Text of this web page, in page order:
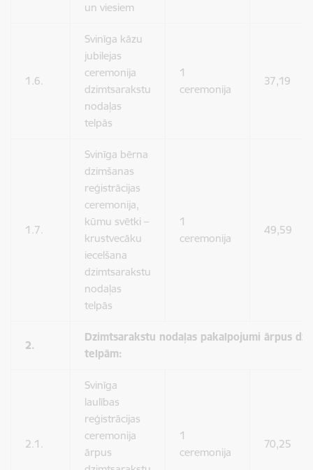
un viesiem
1.6.
Svinīga kāzu
jubilejas
ceremonija
dzimtsarakstu
nodaļas
telpās
1
ceremonija
37,19
1.7.
Svinīga bērna
dzimšanas
reģistrācijas
ceremonija,
kūmu svētki –
krustvecāku
iecelšana
dzimtsarakstu
nodaļas
telpās
1
ceremonija
49,59
2.
Dzimtsarakstu nodaļas pakalpojumi ārpus
telpām:
2.1.
Svinīga
laulības
reģistrācijas
ceremonija
ārpus
1
ceremonija
70,25